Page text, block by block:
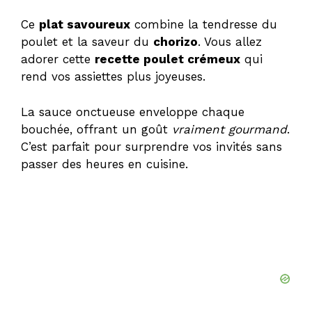
Ce plat savoureux combine la tendresse du
poulet et la saveur du chorizo. Vous allez
adorer cette recette poulet crémeux qui
rend vos assiettes plus joyeuses.
La sauce onctueuse enveloppe chaque
bouchée, offrant un goût vraiment gourmand.
C’est parfait pour surprendre vos invités sans
passer des heures en cuisine.